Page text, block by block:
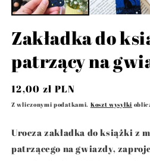
Zakładka do
patrzący na
Cena
regularna
12,00 zł PLN
Z wliczonymi podatkami. Koszt wysyłki
Urocza zakładka do książki z
patrzącego na gwiazdy,